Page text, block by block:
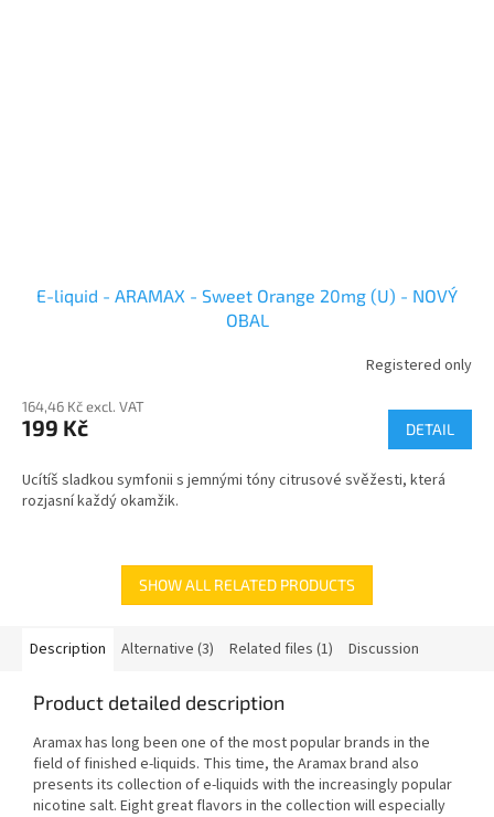
E-liquid - ARAMAX - Sweet Orange 20mg (U) - NOVÝ
OBAL
Registered only
164,46 Kč excl. VAT
199 Kč DETAIL
Ucítíš sladkou symfonii s jemnými tóny citrusové svěžesti, která
rozjasní každý okamžik.
SHOW ALL RELATED PRODUCTS
Description Alternative (3) Related files (1) Discussion
Product detailed description
Aramax has long been one of the most popular brands in the
field of finished e-liquids. This time, the Aramax brand also
presents its collection of e-liquids with the increasingly popular
nicotine salt. Eight great flavors in the collection will especially